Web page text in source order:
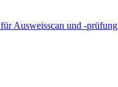
Ausweisscan und -prüfung